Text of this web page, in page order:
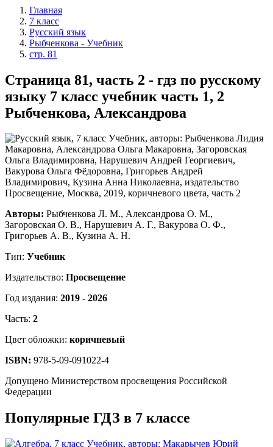
Главная
7 класс
Русский язык
Рыбченкова - Учебник
стр. 81
Страница 81, часть 2 - гдз по русскому
языку 7 класс учебник часть 1, 2
Рыбченкова, Александрова
Авторы: Рыбченкова Л. М., Александрова О. М.,
Загоровская О. В., Нарушевич А. Г., Вакурова О. Ф.,
Григорьев А. В., Кузина А. Н.
Тип: Учебник
Издательство: Просвещение
Год издания: 2019 - 2026
Часть: 2
Цвет обложки: коричневый
ISBN: 978-5-09-091022-4
Допущено Министерством просвещения Российской
Федерации
Популярные ГДЗ в 7 классе